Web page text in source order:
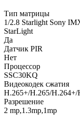
Тип матрицы
1/2.8 Starlight Sony
StarLight
Да
Датчик PIR
Нет
Процессор
SSC30KQ
Видеокодек сжатия
H.265+/H.265/H.264+/
Разрешение
2 mp,1.3mp,1mp